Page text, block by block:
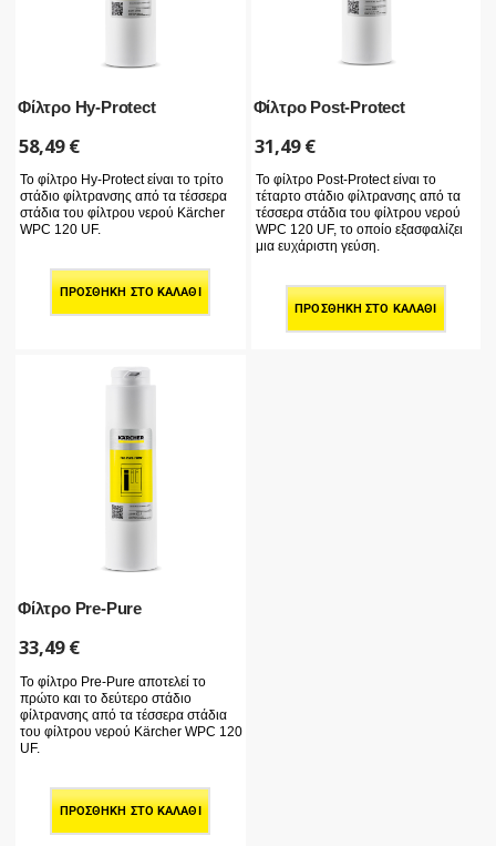
Φίλτρο Hy-Protect
58,49€
Το φίλτρο Hy-Protect είναι το τρίτο
στάδιο φίλτρανσης από τα τέσσερα
στάδια του φίλτρου νερού Kärcher
WPC 120 UF.
ΠΡΟΣΘΉΚΗ ΣΤΟ ΚΑΛΆΘΙ
Φίλτρο Post-Protect
31,49€
Το φίλτρο Post-Protect είναι το
τέταρτο στάδιο φίλτρανσης από τα
τέσσερα στάδια του φίλτρου νερού
WPC 120 UF, το οποίο εξασφαλίζει
μια ευχάριστη γεύση.
ΠΡΟΣΘΉΚΗ ΣΤΟ ΚΑΛΆΘΙ
Φίλτρο Pre-Pure
33,49€
Το φίλτρο Pre-Pure αποτελεί το
πρώτο και το δεύτερο στάδιο
φίλτρανσης από τα τέσσερα στάδια
του φίλτρου νερού Kärcher WPC 120
UF.
ΠΡΟΣΘΉΚΗ ΣΤΟ ΚΑΛΆΘΙ